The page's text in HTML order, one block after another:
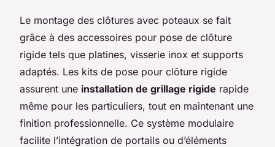
Le montage des clôtures avec poteaux se fait
grâce à des accessoires pour pose de clôture
rigide tels que platines, visserie inox et supports
adaptés. Les kits de pose pour clôture rigide
assurent une installation de grillage rigide rapide
même pour les particuliers, tout en maintenant une
finition professionnelle. Ce système modulaire
facilite l’intégration de portails ou d’éléments